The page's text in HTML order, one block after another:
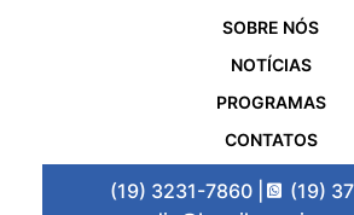
SOBRE NÓS
NOTÍCIAS
PROGRAMAS
CONTATOS
(19) 3231-7860 |
(19)